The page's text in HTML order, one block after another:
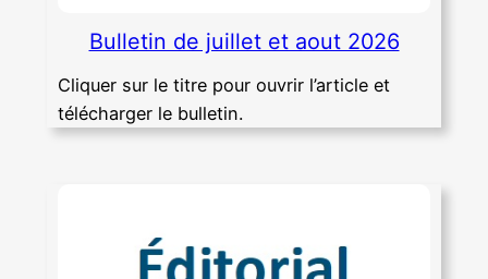
Bulletin de juillet et aout 2026
Cliquer sur le titre pour ouvrir l’article et
télécharger le bulletin.